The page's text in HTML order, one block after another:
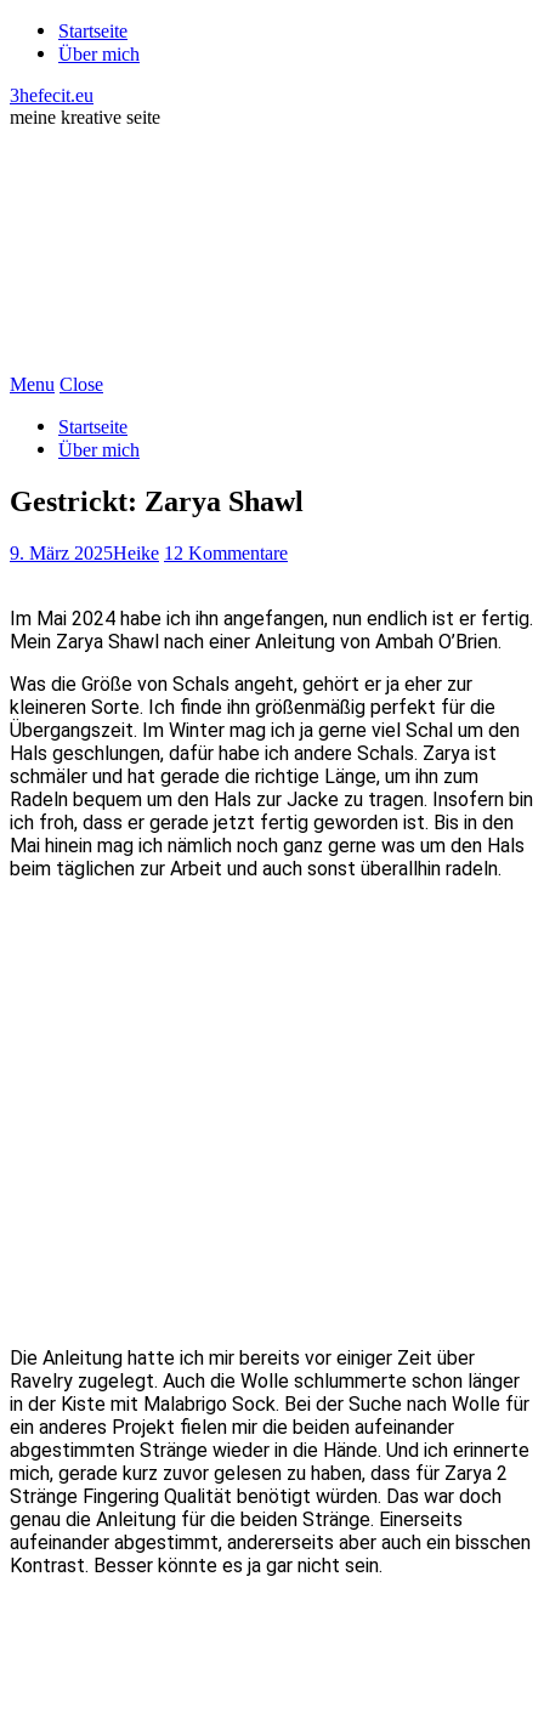
Startseite
Über mich
3hefecit.eu
meine kreative seite
Menu Close
Startseite
Über mich
Gestrickt: Zarya Shawl
9. März 2025Heike 12 Kommentare
Im Mai 2024 habe ich ihn angefangen, nun endlich ist er fertig.
Mein Zarya Shawl nach einer Anleitung von Ambah O’Brien.
Was die Größe von Schals angeht, gehört er ja eher zur
kleineren Sorte. Ich finde ihn größenmäßig perfekt für die
Übergangszeit. Im Winter mag ich ja gerne viel Schal um den
Hals geschlungen, dafür habe ich andere Schals. Zarya ist
schmäler und hat gerade die richtige Länge, um ihn zum
Radeln bequem um den Hals zur Jacke zu tragen. Insofern bin
ich froh, dass er gerade jetzt fertig geworden ist. Bis in den
Mai hinein mag ich nämlich noch ganz gerne was um den Hals
beim täglichen zur Arbeit und auch sonst überallhin radeln.
Die Anleitung hatte ich mir bereits vor einiger Zeit über
Ravelry zugelegt. Auch die Wolle schlummerte schon länger
in der Kiste mit Malabrigo Sock. Bei der Suche nach Wolle für
ein anderes Projekt fielen mir die beiden aufeinander
abgestimmten Stränge wieder in die Hände. Und ich erinnerte
mich, gerade kurz zuvor gelesen zu haben, dass für Zarya 2
Stränge Fingering Qualität benötigt würden. Das war doch
genau die Anleitung für die beiden Stränge. Einerseits
aufeinander abgestimmt, andererseits aber auch ein bisschen
Kontrast. Besser könnte es ja gar nicht sein.